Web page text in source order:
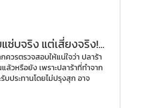
ซ่บจริง แต่เสี่ยงจริง!...
ควรตรวจสอบให้แน่ใจว่า ปลาร้า
ล้วหรือยัง เพราะปลาร้าที่ทำจาก
บประทานโดยไม่ปรุงสุก อาจ